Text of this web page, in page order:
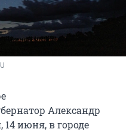
Александр
14 июня, в городе